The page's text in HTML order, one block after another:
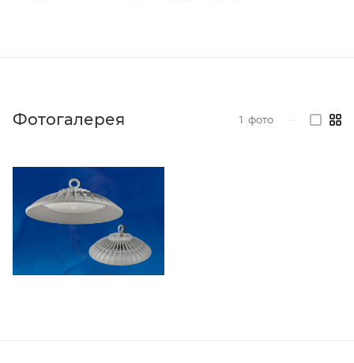
Фотогалерея 1 фото